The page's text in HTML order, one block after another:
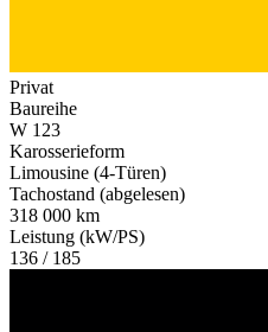
Privat
Baureihe
W 123
Karosserieform
Limousine (4-Türen)
Tachostand (abgelesen)
318 000 km
Leistung (kW/PS)
136 / 185